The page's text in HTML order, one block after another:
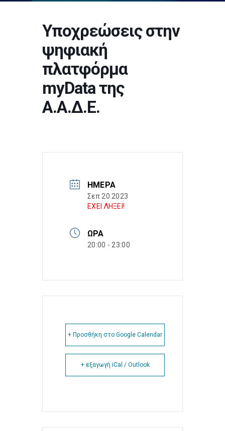
Υποχρεώσεις στην
ψηφιακή
πλατφόρμα
myData της
Α.Α.Δ.Ε.
ΗΜΈΡΑ
Σεπ 20 2023
ΕΧΕΙ ΛΗΞΕΙ!
ΏΡΑ
20:00 - 23:00
+ Προσθήκη στο Google Calendar
+ εξαγωγή iCal / Outlook